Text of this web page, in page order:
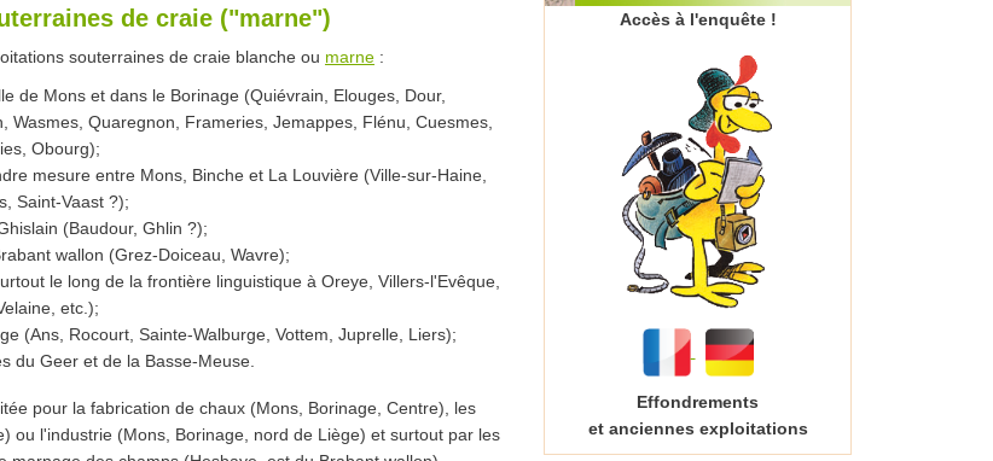
de craie ("marne")
souterraines de craie blanche ou marne :
de Mons et dans le Borinage (Quiévrain, Elouges, Dour,
Wasmes, Quaregnon, Frameries, Jemappes, Flénu, Cuesmes,
Obourg);
mesure entre Mons, Binche et La Louvière (Ville-sur-Haine,
Saint-Vaast ?);
(Baudour, Ghlin ?);
wallon (Grez-Doiceau, Wavre);
le long de la frontière linguistique à Oreye, Villers-l'Evêque,
etc.);
(Ans, Rocourt, Sainte-Walburge, Vottem, Juprelle, Liers);
du Geer et de la Basse-Meuse.
pour la fabrication de chaux (Mons, Borinage, Centre), les
ou l'industrie (Mons, Borinage, nord de Liège) et surtout par les
Accès à l'enquête !
Effondrements
et anciennes exploitations